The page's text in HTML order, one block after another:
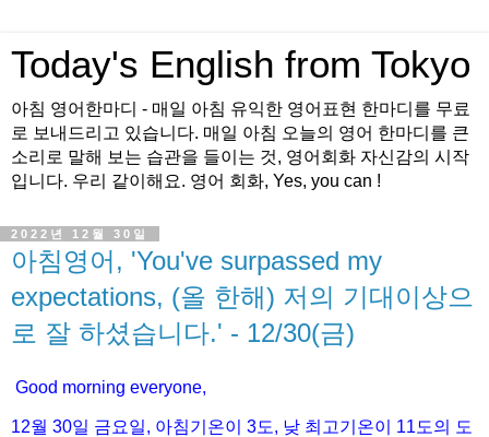
Today's English from Tokyo
아침 영어한마디 - 매일 아침 유익한 영어표현 한마디를 무료
로 보내드리고 있습니다. 매일 아침 오늘의 영어 한마디를 큰
소리로 말해 보는 습관을 들이는 것, 영어회화 자신감의 시작
입니다. 우리 같이해요. 영어 회화, Yes, you can !
2022년 12월 30일
아침영어, 'You've surpassed my
expectations, (올 한해) 저의 기대이상으
로 잘 하셨습니다.' - 12/30(금)
Good morning everyone,
12월 30일 금요일, 아침기온이 3도, 낮 최고기온이
11도의 도